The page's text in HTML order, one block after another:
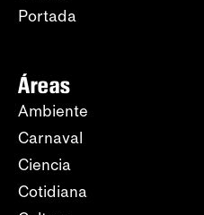
Portada
Áreas
Ambiente
Carnaval
Ciencia
Cotidiana